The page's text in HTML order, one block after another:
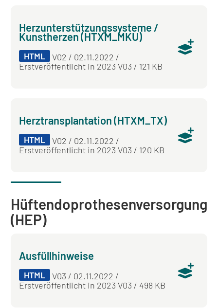
Herzunterstützungssysteme /
Kunstherzen (HTXM_MKU)
HTML
V02 / 02.11.2022 /
Erstveröffentlicht in 2023 V03 / 121 KB
Herztransplantation (HTXM_TX)
HTML
V02 / 02.11.2022 /
Erstveröffentlicht in 2023 V03 / 120 KB
Hüftendoprothesenversorgung
(HEP)
Ausfüllhinweise
HTML
V03 / 02.11.2022 /
Erstveröffentlicht in 2023 V03 / 498 KB